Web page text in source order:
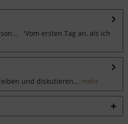
'Vom ersten Tag an, als ich
und diskutieren... mehr